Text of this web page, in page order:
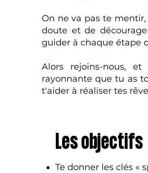
On ne va pas te
doute et de
guider à chaque étape
Alors rejoins-nous,
rayonnante que tu as
t'aider à réaliser tes
Les objectifs
Te donner les clés «